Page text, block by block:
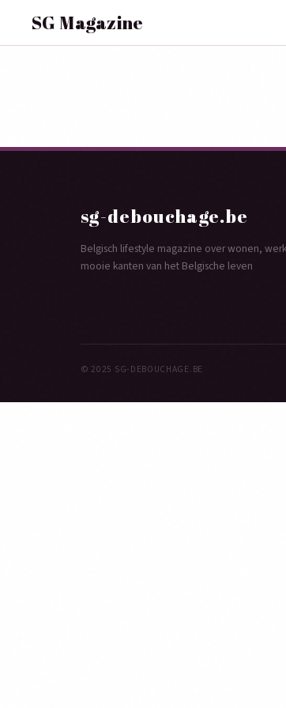
SG Magazine
sg-debouchage.be
Belgisch lifestyle magazine over wonen,
mooie kanten van het Belgische leven
© 2025 SG-DEBOUCHAGE.BE